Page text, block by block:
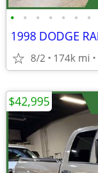
• • • • • • •
8/2 174k mi
$42,995